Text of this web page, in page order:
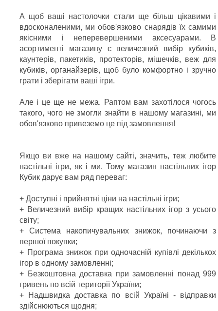
А щоб ваші настолочки стали ще більш цікавими і
вдосконаленими, ми обов'язково снарядів їх самими
якісними і неперевершеними аксесуарами. В
асортименті магазину є величезний вибір кубиків,
каунтерів, пакетиків, протекторів, мішечків, веж для
кубиків, органайзерів, щоб було комфортно і зручно
грати і зберігати ваші ігри.
Але і це ще не межа. Раптом вам захотілося чогось
такого, чого не змогли знайти в нашому магазині, ми
обов'язково привеземо це під замовлення!
Якщо ви вже на нашому сайті, значить, теж любите
настільні ігри, як і ми. Тому магазин настільних ігор
Кубик дарує вам ряд переваг:
+ Доступні і прийнятні ціни на настільні ігри;
+ Величезний вибір кращих настільних ігор з усього
світу;
+ Система накопичувальних знижок, починаючи з
першої покупки;
+ Програма знижок при одночасній купівлі декількох
ігор в одному замовленні;
+ Безкоштовна доставка при замовленні понад 999
гривень по всій території України;
+ Надшвидка доставка по всій Україні - відправки
здійснюються щодня;